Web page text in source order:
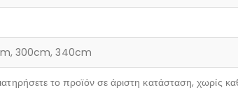
300cm, 340cm
το προϊόν σε άριστη κατάσταση, χωρίς